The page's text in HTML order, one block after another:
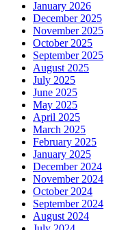
January 2026
December 2025
November 2025
October 2025
September 2025
August 2025
July 2025
June 2025
May 2025
April 2025
March 2025
February 2025
January 2025
December 2024
November 2024
October 2024
September 2024
August 2024